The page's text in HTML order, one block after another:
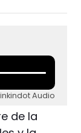
Audio
de la